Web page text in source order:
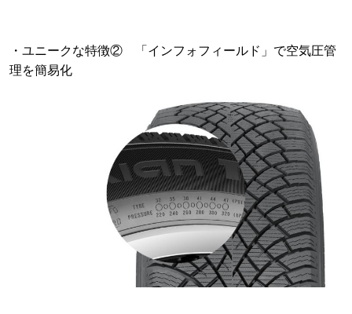
・ユニークな特徴② 「インフォフィールド」で空気圧管
理を簡易化